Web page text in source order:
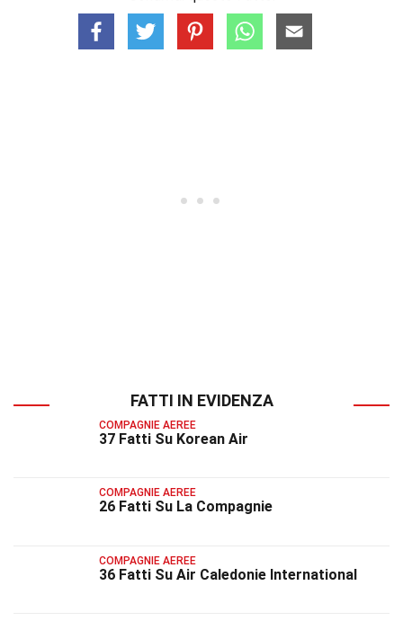
FATTI IN EVIDENZA
COMPAGNIE AEREE
37 Fatti Su Korean Air
COMPAGNIE AEREE
26 Fatti Su La Compagnie
COMPAGNIE AEREE
36 Fatti Su Air Caledonie International